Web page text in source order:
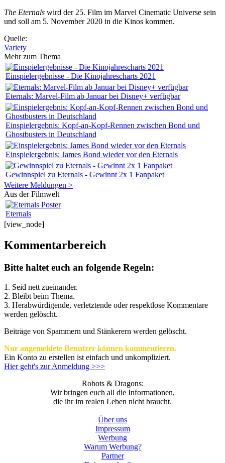
The Eternals wird der 25. Film im Marvel Cinematic Universe sein
und soll am 5. November 2020 in die Kinos kommen.
Quelle:
Variety
Mehr zum Thema
Einspielergebnisse - Die Kinojahrescharts 2021
Eternals: Marvel-Film ab Januar bei Disney+ verfügbar
Einspielergebnis: Kopf-an-Kopf-Rennen zwischen Bond und
Ghostbusters in Deutschland
Einspielergebnis: James Bond wieder vor den Eternals
Gewinnspiel zu Eternals - Gewinnt 2x 1 Fanpaket
Weitere Meldungen >
Aus der Filmwelt
Eternals
[view_node]
Kommentarbereich
Bitte haltet euch an folgende Regeln:
1. Seid nett zueinander.
2. Bleibt beim Thema.
3. Herabwürdigende, verletztende oder respektlose Kommentare
werden gelöscht.
Beiträge von Spammern und Stänkerern werden gelöscht.
Nur angemeldete Benutzer können kommentieren.
Ein Konto zu erstellen ist einfach und unkompliziert.
Hier geht's zur Anmeldung >>>
Robots & Dragons:
Wir bringen euch all die Informationen,
die ihr im realen Leben nicht braucht.
Über uns
Impressum
Werbung
Warum Werbung?
Partner